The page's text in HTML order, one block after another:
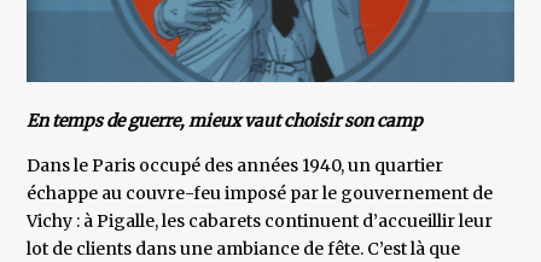
En temps de guerre, mieux vaut choisir son camp
Dans le Paris occupé des années 1940, un quartier
échappe au couvre-feu imposé par le gouvernement de
Vichy : à Pigalle, les cabarets continuent d’accueillir leur
lot de clients dans une ambiance de fête. C’est là que